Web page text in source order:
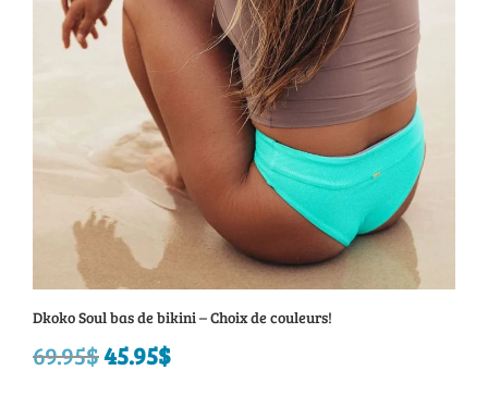
Dkoko Soul bas de bikini – Choix de couleurs!
69.95$Le
45.95$